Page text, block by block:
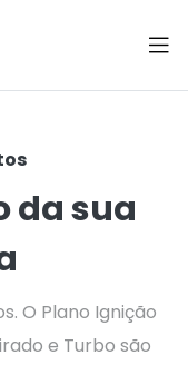
da sua
O Plano Ignição
e Turbo são